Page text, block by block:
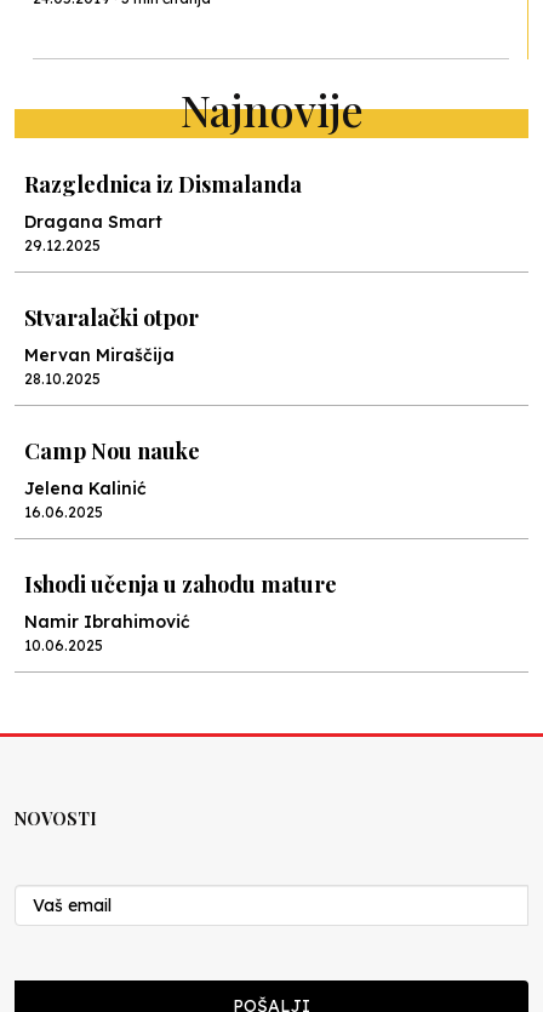
Najnovije
Razglednica iz Dismalanda
Dragana Smart
29.12.2025
Stvaralački otpor
Mervan Miraščija
28.10.2025
Camp Nou nauke
Jelena Kalinić
16.06.2025
Ishodi učenja u zahodu mature
Namir Ibrahimović
10.06.2025
Nenad Veličković
29.10.2024
Cuke i djeca
NOVOSTI
POŠALJI